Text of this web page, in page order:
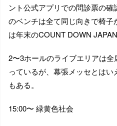
ント公式アプリでの問診票の
のベンチは全て同じ向きで椅
は年末のCOUNT DOWN
2〜3ホールのライブエリアは
っているが、幕張メッセとは
もある。
15:00〜 緑黄色社会